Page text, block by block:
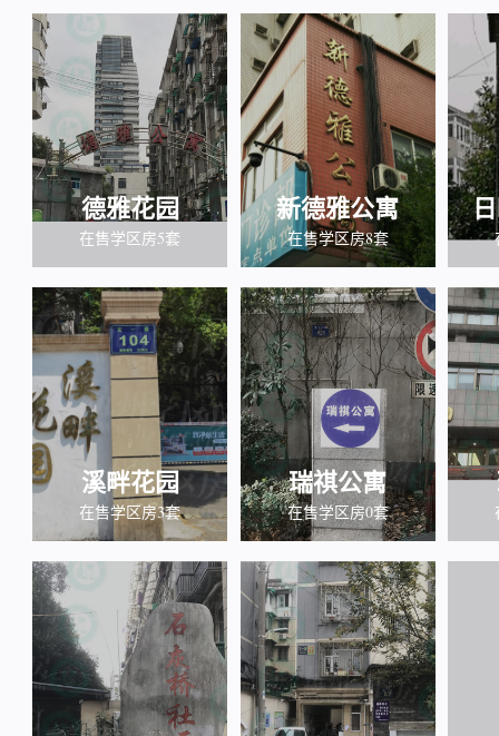
德雅花园
在售学区房5套
新德雅公寓
在售学区房8套
溪畔花园
在售学区房3套
瑞祺公寓
在售学区房0套